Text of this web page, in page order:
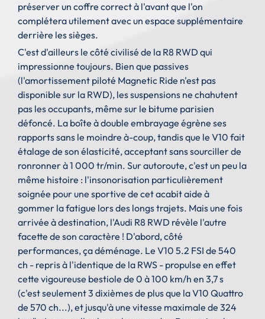
préserver un coffre correct à l'avant que l'on
complétera utilement avec un espace supplémentaire
derrière les sièges.
C'est d'ailleurs le côté civilisé de la R8 RWD qui
impressionne toujours. Bien que passives
(l'amortissement piloté Magnetic Ride n'est pas
disponible sur la RWD), les suspensions ne chahutent
pas les occupants, même sur le bitume parisien
défoncé. La boîte à double embrayage égrène ses
rapports sans le moindre à-coup, tandis que le V10 fait
étalage de son élasticité, acceptant sans sourciller de
ronronner à 1 000 tr/min. Sur autoroute, c'est un peu la
même histoire : l'insonorisation particulièrement
soignée pour une sportive de cet acabit aide à
gommer la fatigue lors des longs trajets. Mais une fois
arrivée à destination, l'Audi R8 RWD révèle l'autre
facette de son caractère ! D'abord, côté
performances, ça déménage. Le V10 5.2 FSI de 540
ch - repris à l'identique de la RWS - propulse en effet
cette vigoureuse bestiole de 0 à 100 km/h en 3,7 s
(c'est seulement 3 dixièmes de plus que la V10 Quattro
de 570 ch...), et jusqu'à une vitesse maximale de 324